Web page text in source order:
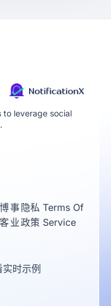
to leverage social
博
客
事
业
隐私
政策
Terms Of
Service
实时示例